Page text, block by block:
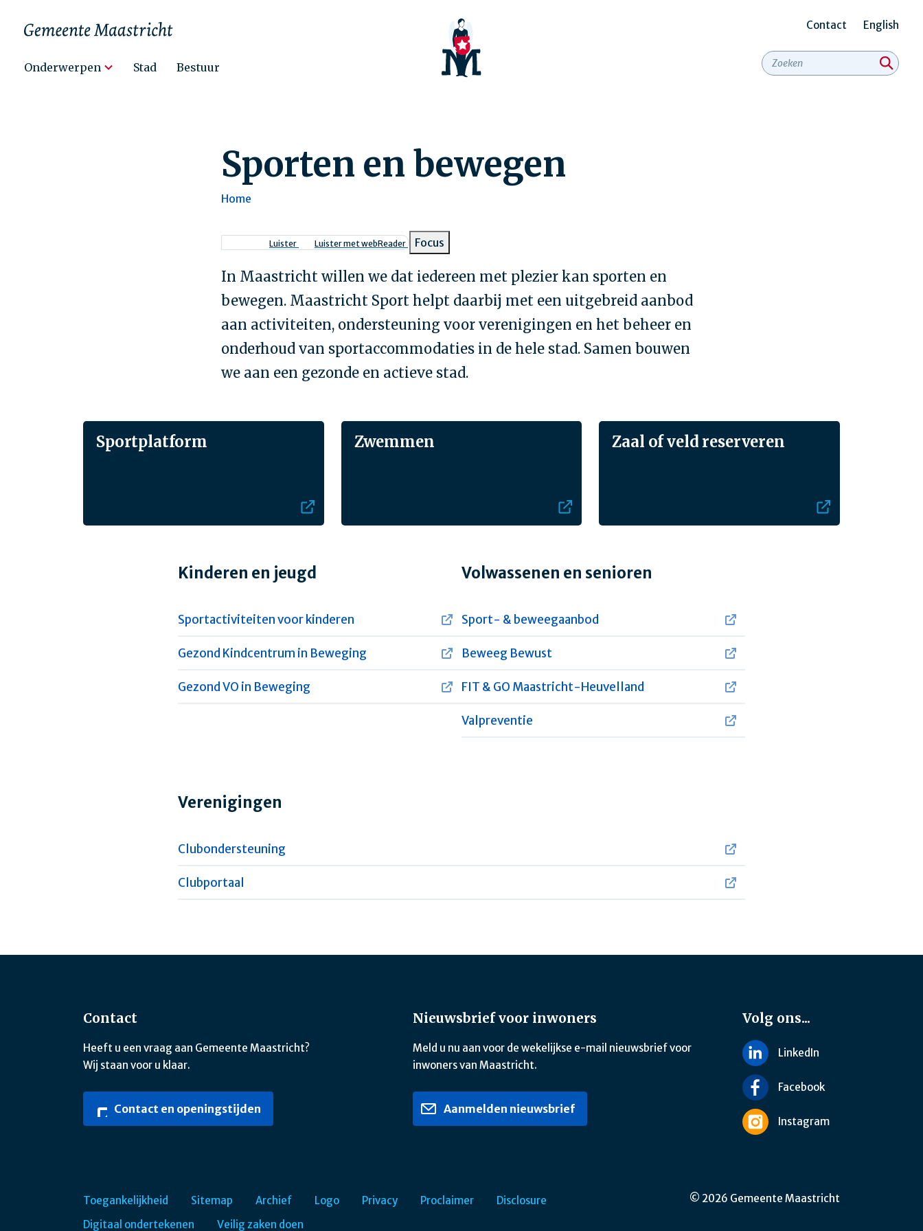
Onderwerpen Stad Bestuur
Secundair
menu
Contact English
Sporten en bewegen
Kruimelpad
Home
Luister Luister met webReader Focus
In Maastricht willen we dat iedereen met plezier kan sporten en
bewegen. Maastricht Sport helpt daarbij met een uitgebreid aanbod
aan activiteiten, ondersteuning voor verenigingen en het beheer en
onderhoud van sportaccommodaties in de hele stad. Samen bouwen
we aan een gezonde en actieve stad.
Sportplatform Zwemmen Zaal of veld reserveren
Kinderen en jeugd
Sportactiviteiten voor kinderen
Gezond Kindcentrum in Beweging
Gezond VO in Beweging
Volwassenen en senioren
Sport- & beweegaanbod
Beweeg Bewust
FIT & GO Maastricht-Heuvelland
Valpreventie
Verenigingen
Clubondersteuning
Clubportaal
Contact
Heeft u een vraag aan Gemeente Maastricht?
Wij staan voor u klaar.
Contact en openingstijden
Nieuwsbrief voor inwoners
Meld u nu aan voor de wekelijkse e-mail nieuwsbrief voor
inwoners van Maastricht.
Aanmelden nieuwsbrief
Volg ons...
LinkedIn
Facebook
Instagram
Toegankelijkheid Sitemap Archief Logo Privacy Proclaimer
Disclosure
Digitaal ondertekenen
Veilig zaken doen
© 2026 Gemeente Maastricht